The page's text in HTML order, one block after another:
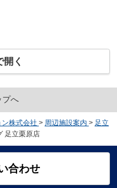
開く
プへ
株式会社 > 周辺施設案内 > 足立
足立栗原店
合わせ